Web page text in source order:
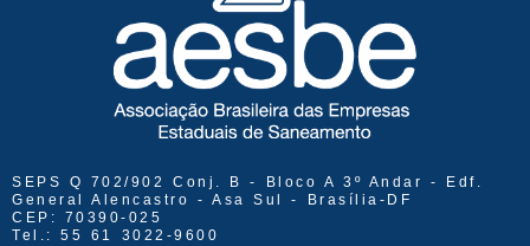
SEPS Q 702/902 Conj. B - Bloco A 3º Andar - Edf.
General Alencastro - Asa Sul - Brasília-DF
CEP: 70390-025
Tel.: 55 61 3022-9600